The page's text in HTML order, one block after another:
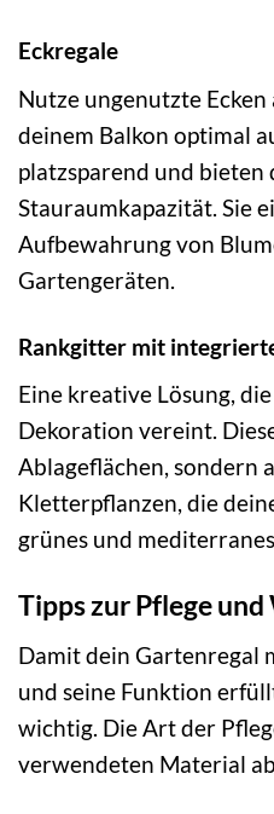
Eckregale
Nutze ungenutzte
deinem Balkon optimal
platzsparend und bieten
Stauraumkapazität. Sie
Aufbewahrung von
Gartengeräten.
Rankgitter mit
Eine kreative Lösung,
Dekoration vereint.
Ablageflächen, sondern
Kletterpflanzen, die
grünes und
Tipps zur Pflege
Damit dein Gartenregal
und seine Funktion
wichtig. Die Art der
verwendeten Material